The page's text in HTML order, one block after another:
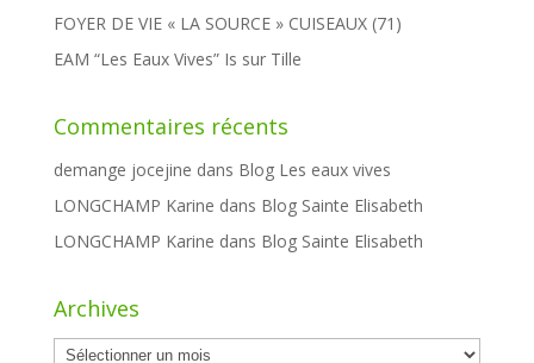
FOYER DE VIE « LA SOURCE » CUISEAUX (71)
EAM “Les Eaux Vives” Is sur Tille
Commentaires récents
demange jocejine dans Blog Les eaux vives
LONGCHAMP Karine dans Blog Sainte Elisabeth
LONGCHAMP Karine dans Blog Sainte Elisabeth
Archives
Archives